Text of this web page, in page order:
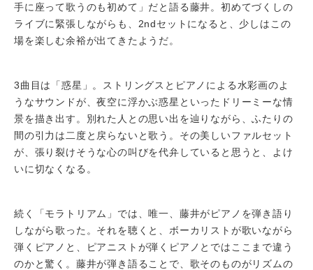
手に座って歌うのも初めて」だと語る藤井。初めてづくしの
ライブに緊張しながらも、2ndセットになると、少しはこの
場を楽しむ余裕が出てきたようだ。
3曲目は「惑星」。ストリングスとピアノによる水彩画のよ
うなサウンドが、夜空に浮かぶ惑星といったドリーミーな情
景を描き出す。別れた人との思い出を辿りながら、ふたりの
間の引力は二度と戻らないと歌う。その美しいファルセット
が、張り裂けそうな心の叫びを代弁していると思うと、よけ
いに切なくなる。
続く「モラトリアム」では、唯一、藤井がピアノを弾き語り
しながら歌った。それを聴くと、ボーカリストが歌いながら
弾くピアノと、ピアニストが弾くピアノとではここまで違う
のかと驚く。藤井が弾き語ることで、歌そのものがリズムの